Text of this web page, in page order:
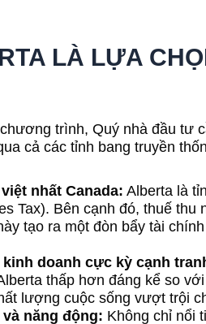
LÀ LỰA
trình, Quý nhà đầu tư
cả các tỉnh bang truyền
nhất Canada: Alberta là
Tax). Bên cạnh đó, thuế
tạo ra một đòn bẩy tài
doanh cực kỳ cạnh
thấp hơn đáng kể so
lượng cuộc sống vượt trội
năng động: Không chỉ nổi